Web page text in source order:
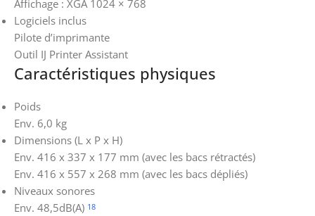
Affichage : XGA 1024 × 768
Logiciels inclus
Pilote d’imprimante
Outil IJ Printer Assistant
Caractéristiques physiques
Poids
Env. 6,0 kg
Dimensions (L x P x H)
Env. 416 x 337 x 177 mm (avec les bacs rétractés)
Env. 416 x 557 x 268 mm (avec les bacs dépliés)
Niveaux sonores
Env. 48,5dB(A) 18